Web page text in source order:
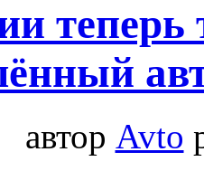
автор Avto